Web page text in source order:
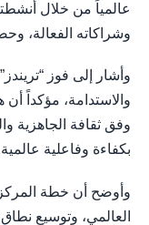
وشراكاته الفعالة،
وأشار إلى فوز
والاستدامة، مؤكداً أن
وفق ثقافة الجاهزية
بكفاءة وفاعلية
العالمي، وتوسيع